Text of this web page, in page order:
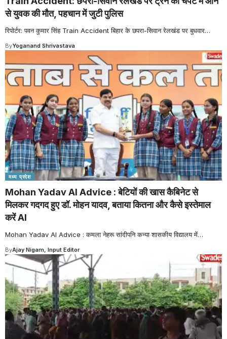
से युवक की मौत, पहचान में जुटी पुलिस
रिपोर्टर: पवन कुमार सिंह Train Accident बिहार के छपरा-सिवान रेलखंड पर बुधवार…
ByYoganand Shrivastava
मध्य प्रदेश
Mohan Yadav AI Advice : बेटियों की खास कैबिनेट से
मिलकर गदगद हुए डॉ. मोहन यादव, बताया कितना और कैसे इस्तेमाल
करें AI
Mohan Yadav AI Advice : कमला नेहरू सांदीपनि कन्या शासकीय विद्यालय में…
ByAjay Nigam, Input Editor